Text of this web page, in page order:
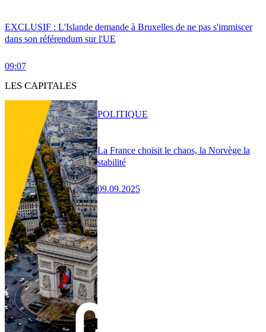
EXCLUSIF : L'Islande demande à Bruxelles de ne pas s'immiscer
dans son référendum sur l'UE
09:07
LES CAPITALES
La France choisit le chaos, la Norvège la
stabilité
09.09.2025
POLITIQUE